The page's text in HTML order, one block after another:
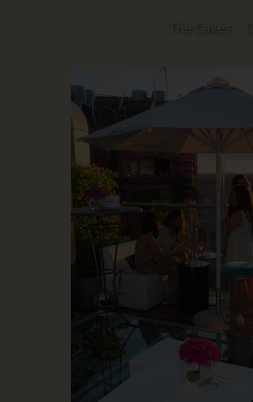
The Caves